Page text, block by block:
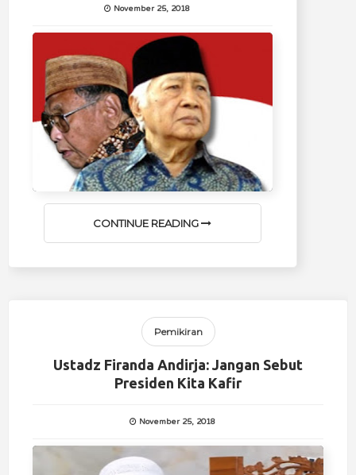
November 25, 2018
CONTINUE READING
Pemikiran
Ustadz Firanda Andirja: Jangan Sebut
Presiden Kita Kafir
November 25, 2018